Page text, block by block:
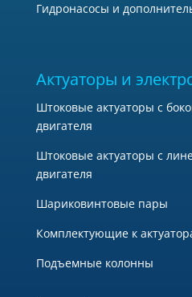
Гидронасосы и
Актуаторы и
Штоковые актуаторы с
двигателя
Штоковые актуаторы с
двигателя
Шариковинтовые пары
Комплектующие к
Подъемные колонны